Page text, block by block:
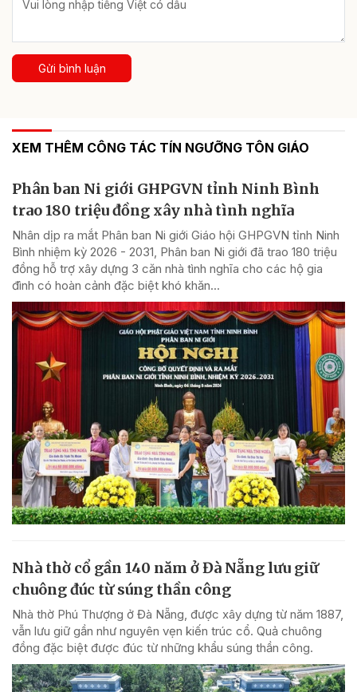
Gửi bình luận
XEM THÊM CÔNG TÁC TÍN NGƯỠNG TÔN GIÁO
Phân ban Ni giới GHPGVN tỉnh Ninh Bình
trao 180 triệu đồng xây nhà tình nghĩa
Nhân dịp ra mắt Phân ban Ni giới Giáo hội GHPGVN tỉnh Ninh
Bình nhiệm kỳ 2026 - 2031, Phân ban Ni giới đã trao 180 triệu
đồng hỗ trợ xây dựng 3 căn nhà tình nghĩa cho các hộ gia
đình có hoàn cảnh đặc biệt khó khăn...
Nhà thờ cổ gần 140 năm ở Đà Nẵng lưu giữ
chuông đúc từ súng thần công
Nhà thờ Phú Thượng ở Đà Nẵng, được xây dựng từ năm 1887,
vẫn lưu giữ gần như nguyên vẹn kiến trúc cổ. Quả chuông
đồng đặc biệt được đúc từ những khẩu súng thần công.